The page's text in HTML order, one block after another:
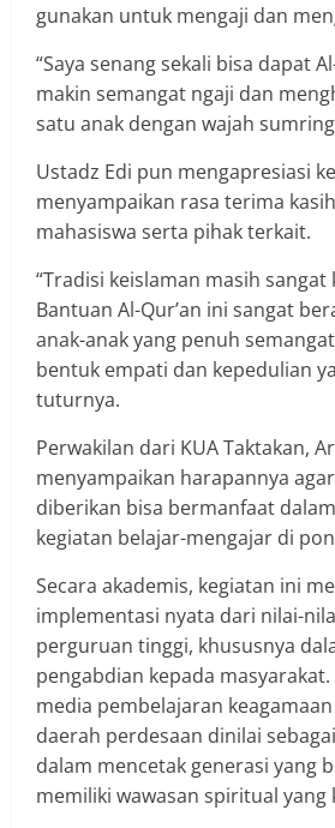
gunakan untuk mengaji dan
“Saya senang sekali bisa dapat
makin semangat ngaji dan
satu anak dengan wajah
Ustadz Edi pun mengapresiasi
menyampaikan rasa terima
mahasiswa serta pihak terkait.
“Tradisi keislaman masih sangat
Bantuan Al-Qur’an ini sangat
anak-anak yang penuh
bentuk empati dan kepedulian
tuturnya.
Perwakilan dari KUA Taktakan,
menyampaikan harapannya
diberikan bisa bermanfaat
kegiatan belajar-mengajar di
Secara akademis, kegiatan ini
implementasi nyata dari nilai-
perguruan tinggi, khususnya
pengabdian kepada
media pembelajaran
daerah perdesaan dinilai
dalam mencetak generasi yang
memiliki wawasan spiritual yang